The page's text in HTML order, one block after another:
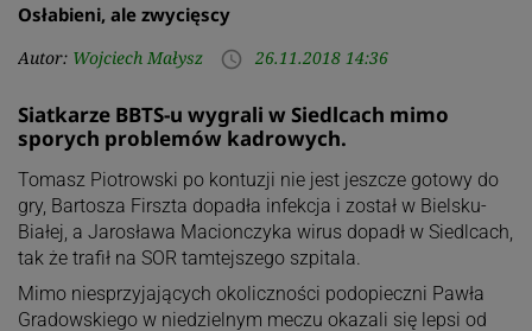
Osłabieni, ale zwycięscy
Autor: Wojciech Małysz access_time 26.11.2018 14:36
Siatkarze BBTS-u wygrali w Siedlcach mimo
sporych problemów kadrowych.
Tomasz Piotrowski po kontuzji nie jest jeszcze gotowy do
gry, Bartosza Firszta dopadła infekcja i został w Bielsku-
Białej, a Jarosława Macionczyka wirus dopadł w Siedlcach,
tak że trafił na SOR tamtejszego szpitala.
Mimo niesprzyjających okoliczności podopieczni Pawła
Gradowskiego w niedzielnym meczu okazali się lepsi od